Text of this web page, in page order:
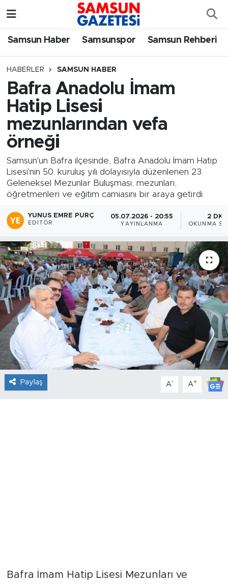
Samsun Haber Samsunspor Samsun Rehberi
HABERLER SAMSUN HABER
Bafra Anadolu İmam
Hatip Lisesi
mezunlarından vefa
örneği
Samsun'un Bafra ilçesinde, Bafra Anadolu İmam Hatip
Lisesi'nin 50. kuruluş yılı dolayısıyla düzenlenen 23.
Geleneksel Mezunlar Buluşması, mezunları,
öğretmenleri ve eğitim camiasını bir araya getirdi.
YUNUS EMRE PURÇ
EDITÖR
05.07.2026 - 20:55
YAYINLANMA
2 DK
OKUNMA
Paylaş A- A+
Bafra İmam Hatip Lisesi Mezunları ve
Samsun Haber
Samsun Rehberi
Resmi İlanlar
Samsun Nöbetçi Eczaneler
SAMSUN Namaz Vakitleri
Samsun Trafik Yoğunluk Haritası
Süper Lig Puan Durumu ve Fikstür
Tüm Manşetler
Son Dakika Haberleri
Haber Arşivi